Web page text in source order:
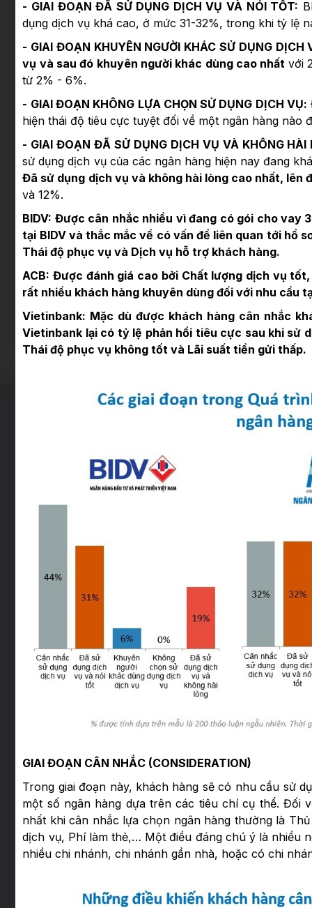
- GIAI ĐOẠN ĐÃ SỬ DỤNG DỊCH VỤ VÀ NÓI TỐT:
dụng dịch vụ khá cao, ở mức 31-32%, trong khi tỷ lệ
- GIAI ĐOẠN KHUYÊN NGƯỜI KHÁC SỬ DỤNG DỊCH
vụ và sau đó khuyên người khác dùng cao nhất với
từ 2% - 6%.
- GIAI ĐOẠN KHÔNG LỰA CHỌN SỬ DỤNG DỊCH VỤ:
hiện thái độ tiêu cực tuyệt đối về một ngân hàng nào
- GIAI ĐOẠN ĐÃ SỬ DỤNG DỊCH VỤ VÀ KHÔNG HÀI
sử dụng dịch vụ của các ngân hàng hiện nay đang
Đã sử dụng dịch vụ và không hài lòng cao nhất, lên
và 12%.
BIDV: Được cân nhắc nhiều vì đang có gói cho vay
tại BIDV và thắc mắc về có vấn đề liên quan tới hồ
Thái độ phục vụ và Dịch vụ hỗ trợ khách hàng.
ACB: Được đánh giá cao bởi Chất lượng dịch vụ
rất nhiều khách hàng khuyên dùng đối với nhu cầu
Vietinbank: Mặc dù được khách hàng cân nhắc
Vietinbank lại có tỷ lệ phản hồi tiêu cực sau khi sử
Thái độ phục vụ không tốt và Lãi suất tiền gửi thấp.
GIAI ĐOẠN CÂN NHẮC (CONSIDERATION)
Trong giai đoạn này, khách hàng sẽ có nhu cầu sử
một số ngân hàng dựa trên các tiêu chí cụ thể. Đối
nhất khi cân nhắc lựa chọn ngân hàng thường là
dịch vụ, Phí làm thẻ,… Một điều đáng chú ý là nhiều
nhiều chi nhánh, chi nhánh gần nhà, hoặc có chi